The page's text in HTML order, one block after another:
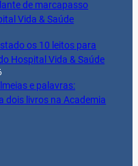
de marcapasso
Vida & Saúde
os 10 leitos para
Hospital Vida & Saúde
e palavras:
dois livros na Academia